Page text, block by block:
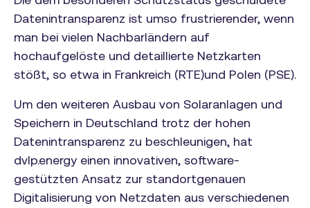
Datenintransparenz ist umso frustrierender, wenn
man bei vielen Nachbarländern auf
hochaufgelöste und detaillierte Netzkarten
stößt, so etwa in Frankreich (RTE)und Polen (PSE).
Um den weiteren Ausbau von Solaranlagen und
Speichern in Deutschland trotz der hohen
Datenintransparenz zu beschleunigen, hat
dvlp.energy einen innovativen, software-
gestützten Ansatz zur standortgenauen
Digitalisierung von Netzdaten aus verschiedenen